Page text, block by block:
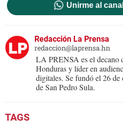
Unirme al
Redacción La Prensa
redaccion@laprensa.hn
LA PRENSA es el decano
Honduras y líder en
digitales. Se fundó el 26
de San Pedro Sula.